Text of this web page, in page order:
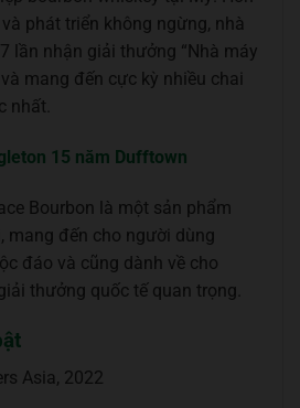
phát triển không ngừng, nhà
lần nhận giải thưởng “Nhà máy
mang đến cực kỳ nhiều chai
nhất.
15 năm Dufftown
Bourbon là một sản phẩm
mang đến cho người dùng
đáo và cũng dành về cho
thưởng quốc tế quan trọng.
Asia, 2022